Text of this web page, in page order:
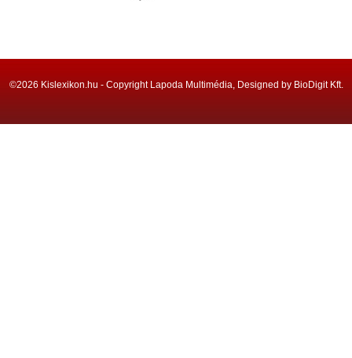
©2026 Kislexikon.hu - Copyright Lapoda Multimédia, Designed by BioDigit Kft.